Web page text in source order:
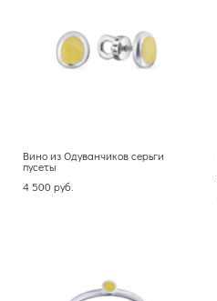
Вино из Одуванчиков серьги
пусеты
4 500 pуб.